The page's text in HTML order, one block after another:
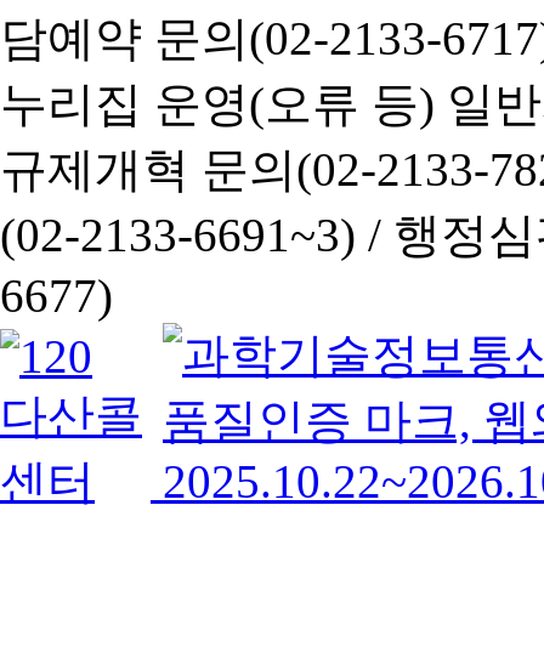
담예약 문의(02-2133-
누리집 운영(오류 등) 일
규제개혁 문의(02-2133-
(02-2133-6691~3) / 행정심
6677)